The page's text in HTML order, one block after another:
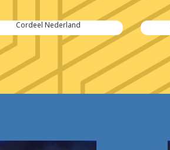
Cordeel Nederland